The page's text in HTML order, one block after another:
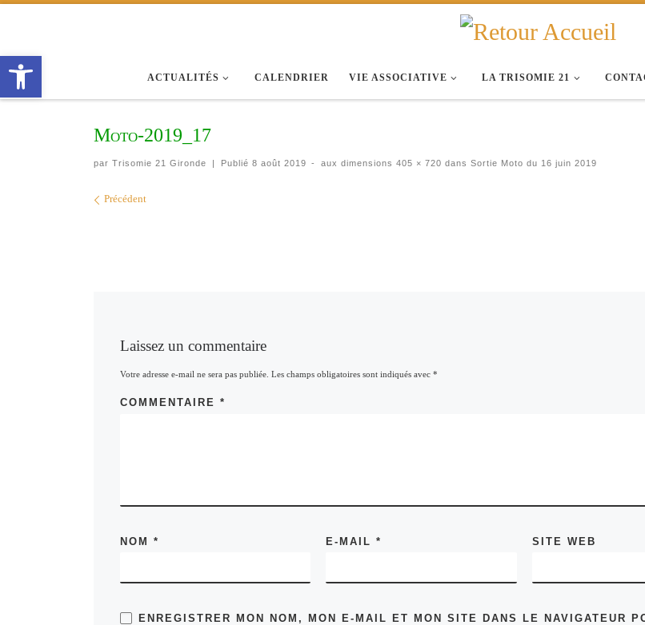
ACTUALITÉS CALENDRIER VIE ASSOCIATIVE LA TRISOMIE 21
Moto-2019_17
par Trisomie 21 Gironde | Publié 8 août 2019 - aux dimensions 405 × 720 dans Sortie Moto du 16 juin 2019
Navigation des images
Précédent
Laissez un commentaire
Votre adresse e-mail ne sera pas publiée. Les champs obligatoires sont indiqués avec *
COMMENTAIRE *
NOM * E-MAIL* SITE WEB
ENREGISTRER MON NOM, MON E-MAIL ET MON SITE DANS LE NAVIGATEUR
Ouvrir la barre d’outils